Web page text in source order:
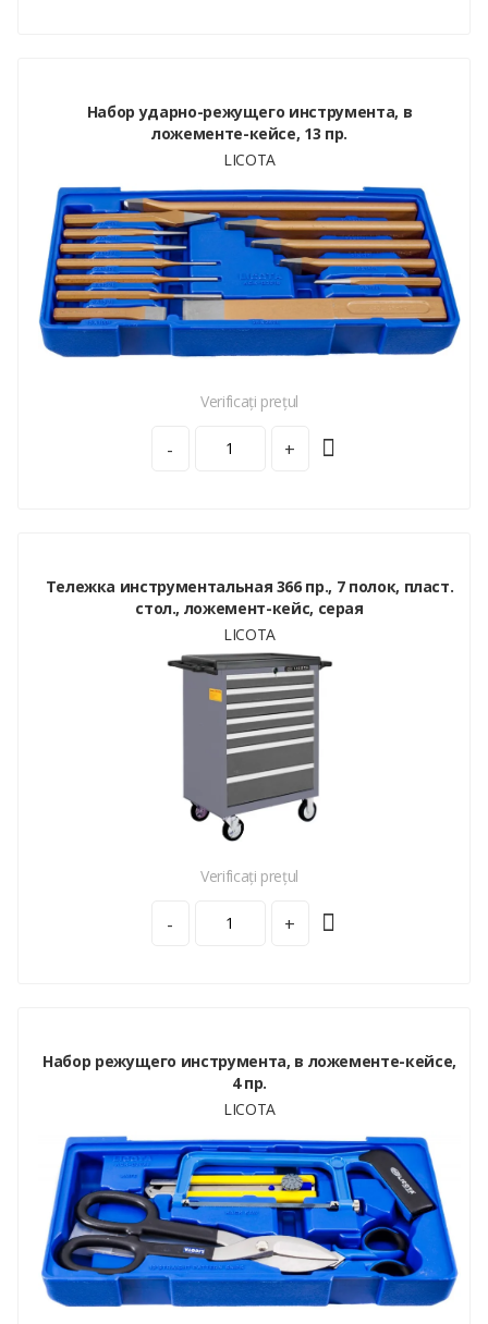
Набор ударно-режущего инструмента, в
ложементе-кейсе, 13 пр.
LICOTA
Verificați prețul
- +
Тележка инструментальная 366 пр., 7 полок, пласт.
стол., ложемент-кейс, серая
LICOTA
Verificați prețul
- +
Набор режущего инструмента, в ложементе-кейсе,
4 пр.
LICOTA